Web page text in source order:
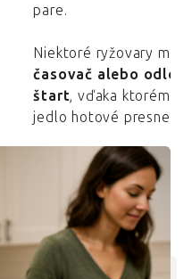
pare.
Niektoré ryžovary majú
časovač alebo
štart, vďaka ktorému
jedlo hotové presne